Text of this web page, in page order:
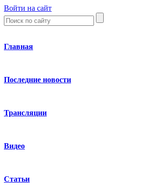
Войти на сайт
Главная
Последние новости
Трансляции
Видео
Статьи